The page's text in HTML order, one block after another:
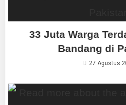
33 Juta Warga
Bandang di
27 Agustus